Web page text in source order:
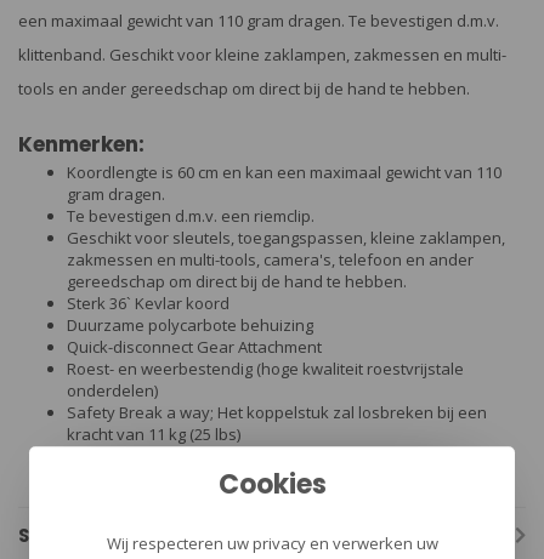
een maximaal gewicht van 110 gram dragen. Te bevestigen d.m.v.
klittenband. Geschikt voor kleine zaklampen, zakmessen en multi-
tools en ander gereedschap om direct bij de hand te hebben.
Kenmerken:
Koordlengte is 60 cm en kan een maximaal gewicht van 110
gram dragen.
Te bevestigen d.m.v. een riemclip.
Geschikt voor sleutels, toegangspassen, kleine zaklampen,
zakmessen en multi-tools, camera's, telefoon en ander
gereedschap om direct bij de hand te hebben.
Sterk 36` Kevlar koord
Duurzame polycarbote behuizing
Quick-disconnect Gear Attachment
Roest- en weerbestendig (hoge kwaliteit roestvrijstale
onderdelen)
Safety Break a way; Het koppelstuk zal losbreken bij een
kracht van 11 kg (25 lbs)
Specificaties
Cookies
Wij respecteren uw privacy en verwerken uw